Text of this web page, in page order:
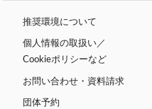
推奨環境について
個人情報の取扱い／
Cookieポリシーなど
お問い合わせ・資料請求
団体予約